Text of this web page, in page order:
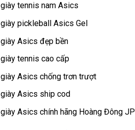
giày tennis nam Asics
giày pickleball Asics Gel
giày Asics đẹp bền
giày tennis cao cấp
giày Asics chống trơn trượt
giày Asics ship cod
giày Asics chính hãng Hoàng Đông JP